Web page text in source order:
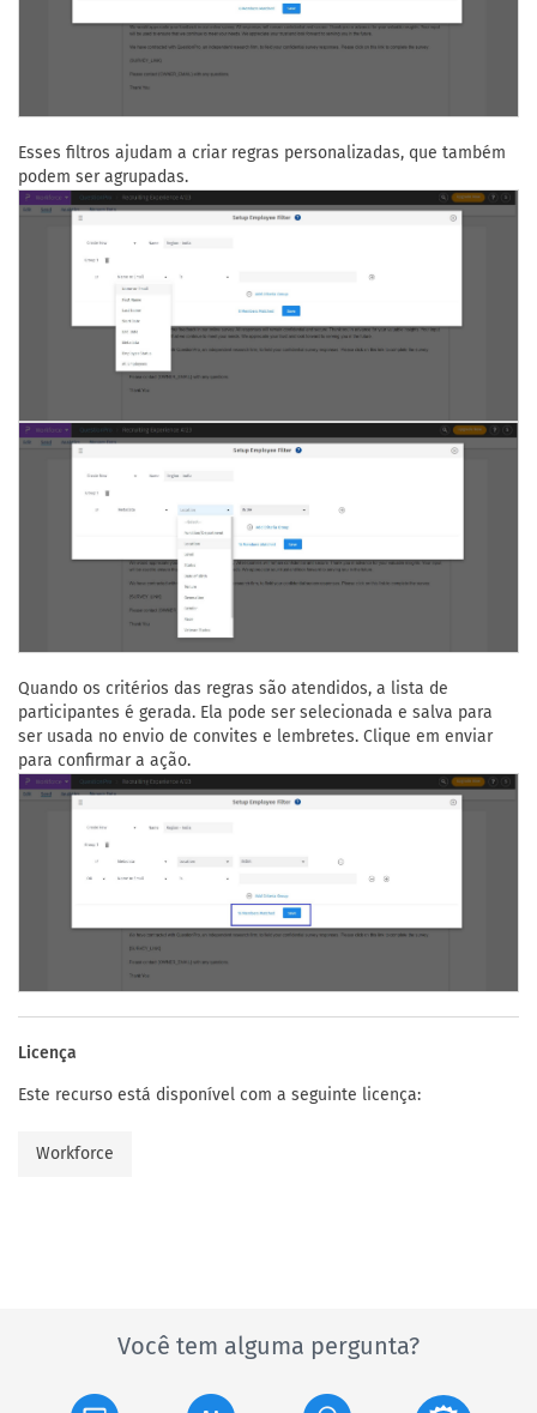
Esses filtros ajudam a criar regras personalizadas, que também
podem ser agrupadas.
Quando os critérios das regras são atendidos, a lista de
participantes é gerada. Ela pode ser selecionada e salva para
ser usada no envio de convites e lembretes. Clique em enviar
para confirmar a ação.
Licença
Este recurso está disponível com a seguinte licença:
Workforce
Você tem alguma pergunta?